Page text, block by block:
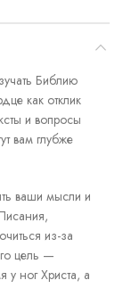
Библию
как отклик
и вопросы
вам глубже
ваши мысли и
из-за
цель —
у ног Христа, а